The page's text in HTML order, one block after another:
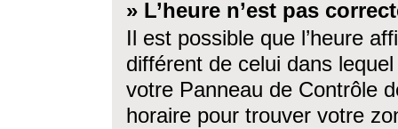
» L’heure n’est pas
Il est possible que l’heure
différent de celui dans
votre Panneau de Contrôle
horaire pour trouver votre